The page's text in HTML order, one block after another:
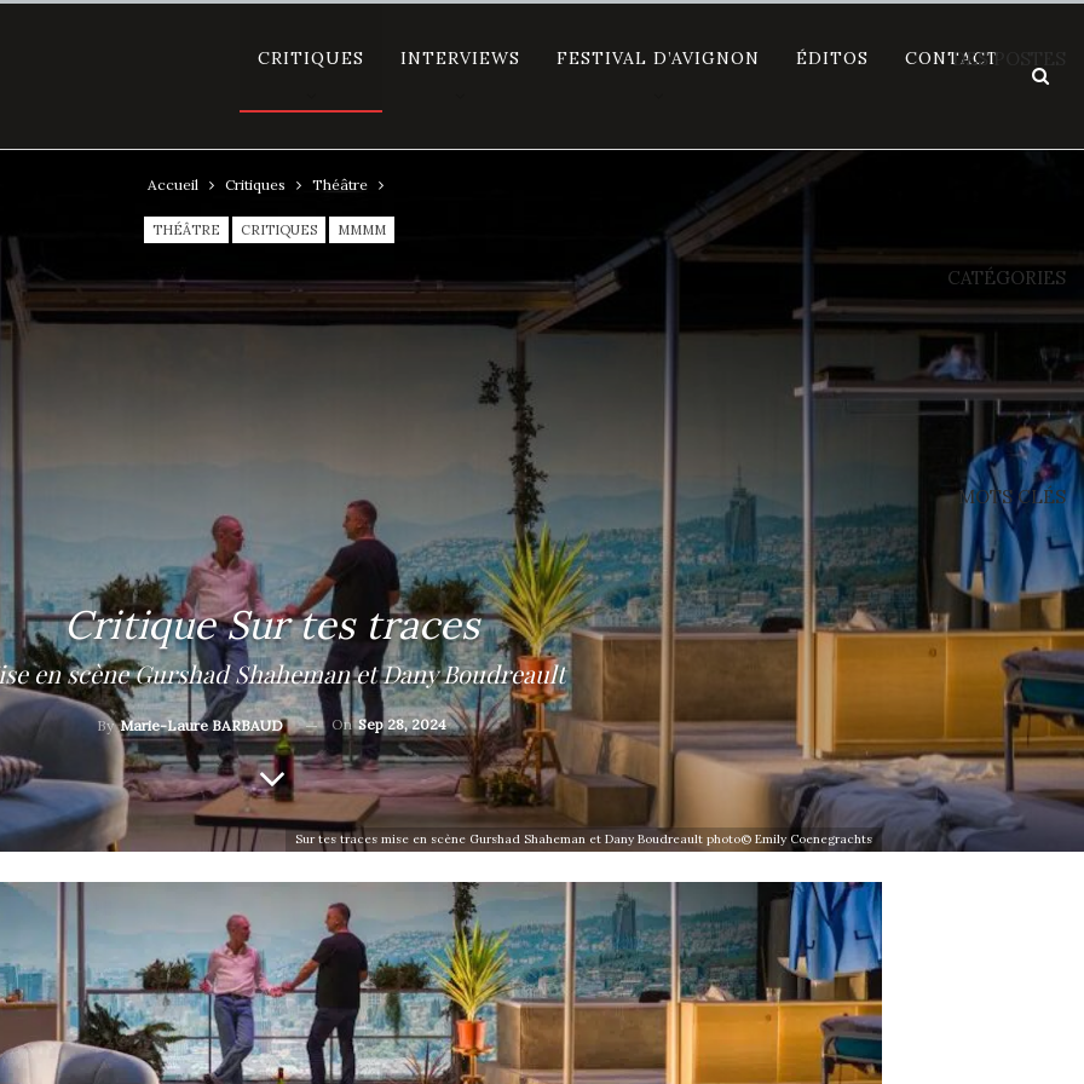
DES POSTES
CATÉGORIES
MOTS CLÉS
CRITIQUES INTERVIEWS FESTIVAL D’AVIGNON ÉDITOS CONTACT
Accueil Critiques Théâtre
THÉÂTRE CRITIQUES MMMM
Critique Sur tes traces
en scène Gurshad Shaheman et Dany Boudreault
ByMarie-Laure BARBAUD OnSep 28, 2024
Sur tes traces mise en scène Gurshad Shaheman et Dany Boudreault photo© Emily Coenegrachts